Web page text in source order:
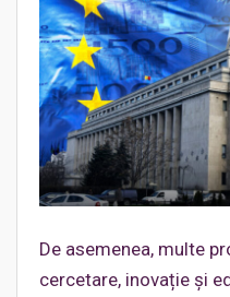
De asemenea, multe
cercetare, inovație și